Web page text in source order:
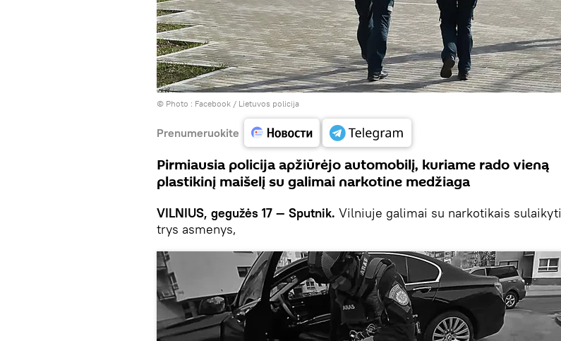
© Photo : Facebook / Lietuvos policija
Prenumeruokite
Pirmiausia policija apžiūrėjo automobilį, kuriame rado vieną
plastikinį maišelį su galimai narkotine medžiaga
VILNIUS, gegužės 17 — Sputnik. Vilniuje galimai su narkotikais sulaikyti
trys asmenys,